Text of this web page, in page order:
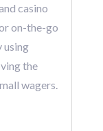
casino
on-the-go
using
the
wagers.